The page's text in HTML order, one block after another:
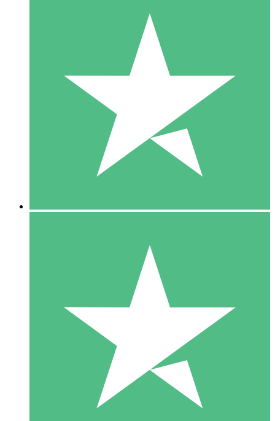
Pacotes de Créditos Individuais
Pague conforme o uso com créditos de download. Sem
1000
10 Downloads
20 00